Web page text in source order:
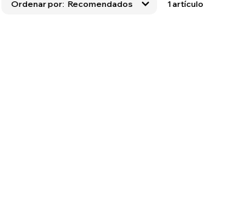
Recomendados 1 artículo